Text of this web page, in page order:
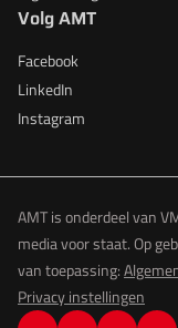
Volg AMT
Facebook
LinkedIn
Instagram
AMT is onderdeel van
media voor staat. Op
van toepassing:
Privacy instellingen